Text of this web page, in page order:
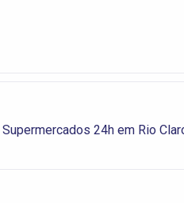
Supermercados 24h em Rio